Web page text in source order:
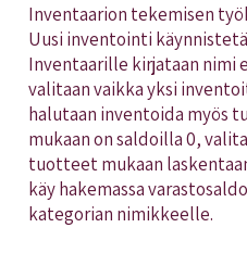
Inventaarion tekemisen
Uusi inventointi
Inventaarille kirjataan nimi
valitaan vaikka yksi
halutaan inventoida myös
mukaan on saldoilla 0,
tuotteet mukaan
käy hakemassa
kategorian nimikkeelle.